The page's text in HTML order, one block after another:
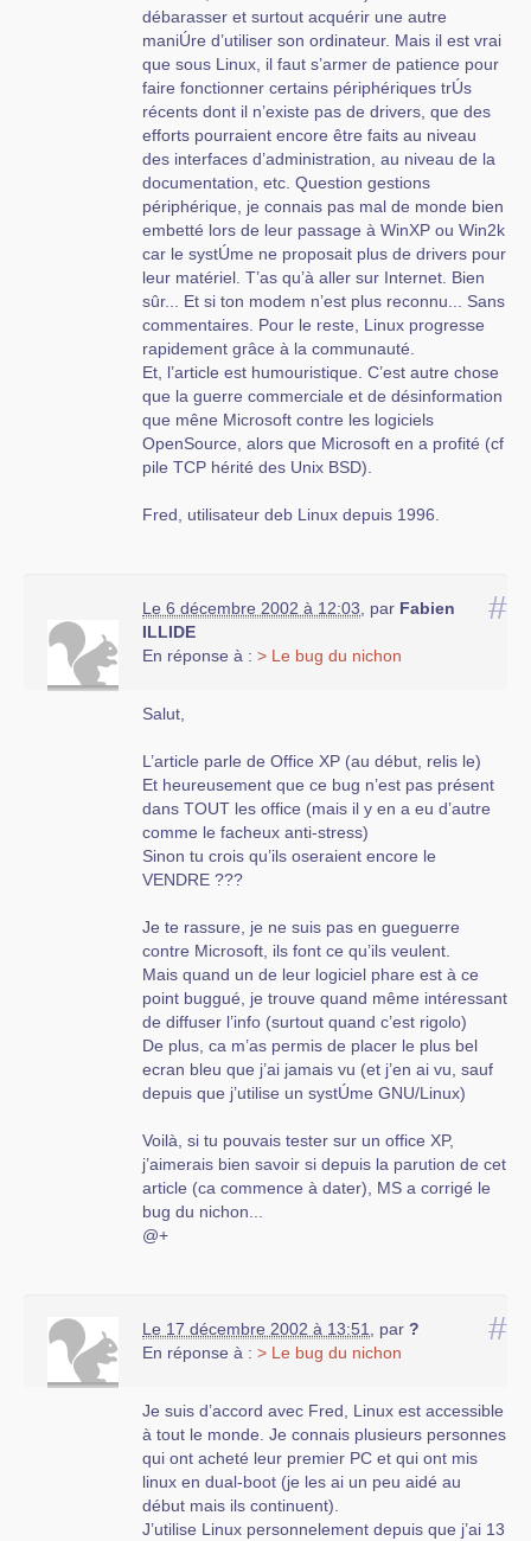
débarasser et surtout acquérir une autre
maniÚre d’utiliser son ordinateur. Mais il est vrai
que sous Linux, il faut s’armer de patience pour
faire fonctionner certains périphériques trÚs
récents dont il n’existe pas de drivers, que des
efforts pourraient encore être faits au niveau
des interfaces d’administration, au niveau de la
documentation, etc. Question gestions
périphérique, je connais pas mal de monde bien
embetté lors de leur passage à WinXP ou Win2k
car le systÚme ne proposait plus de drivers pour
leur matériel. T’as qu’à aller sur Internet. Bien
sûr... Et si ton modem n’est plus reconnu... Sans
commentaires. Pour le reste, Linux progresse
rapidement grâce à la communauté.
Et, l’article est humouristique. C’est autre chose
que la guerre commerciale et de désinformation
que mêne Microsoft contre les logiciels
OpenSource, alors que Microsoft en a profité (cf
pile TCP hérité des Unix BSD).
Fred, utilisateur deb Linux depuis 1996.
#
Le 6 décembre 2002 à 12:03 par Fabien
ILLIDE
En réponse à : > Le bug du nichon
Salut,
L’article parle de Office XP (au début, relis le)
Et heureusement que ce bug n’est pas présent
dans TOUT les office (mais il y en a eu d’autre
comme le facheux anti-stress)
Sinon tu crois qu’ils oseraient encore le
VENDRE ???
Je te rassure, je ne suis pas en gueguerre
contre Microsoft, ils font ce qu’ils veulent.
Mais quand un de leur logiciel phare est à ce
point buggué, je trouve quand même intéressant
de diffuser l’info (surtout quand c’est rigolo)
De plus, ca m’as permis de placer le plus bel
ecran bleu que j’ai jamais vu (et j’en ai vu, sauf
depuis que j’utilise un systÚme GNU/Linux)
Voilà, si tu pouvais tester sur un office XP,
j’aimerais bien savoir si depuis la parution de cet
article (ca commence à dater), MS a corrigé le
bug du nichon...
@+
#
Le 17 décembre 2002 à 13:51 par ?
En réponse à : > Le bug du nichon
Je suis d’accord avec Fred, Linux est accessible
à tout le monde. Je connais plusieurs personnes
qui ont acheté leur premier PC et qui ont mis
linux en dual-boot (je les ai un peu aidé au
début mais ils continuent).
J’utilise Linux personnelement depuis que j’ai 13